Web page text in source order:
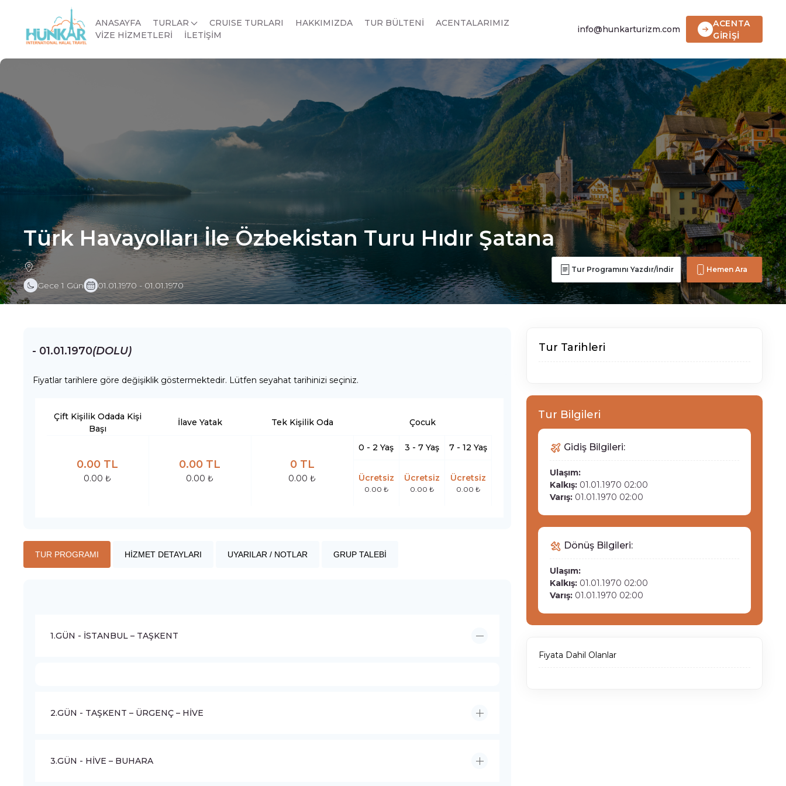
ANASAYFA TURLAR CRUISE TURLARI HAKKIMIZDA TUR BÜLTENİ
ACENTALARIMIZ
VİZE HİZMETLERİ
İLETİŞİM
info@hunkarturizm.com
ACENTA
GİRİŞİ
Türk Havayolları İle Özbekistan Turu Hıdır Şatana
Gece 1 Gün 01.01.1970 - 01.01.1970
Tur Programını Yazdır/İndir Hemen Ara
- 01.01.1970(DOLU)
Fiyatlar tarihlere göre değişiklik göstermektedir. Lütfen seyahat tarihinizi seçiniz.
Çift Kişilik Odada Kişi
Başı
0.00 TL
0.00 ₺
İlave Yatak
0.00 TL
0.00 ₺
Tek Kişilik Oda
0 TL
0.00 ₺
Çocuk
0 - 2 Yaş
Ücretsiz
0.00 ₺
3 - 7 Yaş
Ücretsiz
0.00 ₺
7 - 12 Yaş
Ücretsiz
0.00 ₺
TUR PROGRAMI HİZMET DETAYLARI UYARILAR / NOTLAR GRUP TALEBİ
1.GÜN - İSTANBUL – TAŞKENT
2.GÜN - TAŞKENT – ÜRGENÇ – HİVE
3.GÜN - HİVE – BUHARA
Tur Tarihleri
Tur Bilgileri
Gidiş Bilgileri:
Ulaşım:
Kalkış:01.01.1970 02:00
Varış:01.01.1970 02:00
Dönüş Bilgileri:
Ulaşım:
Kalkış:01.01.1970 02:00
Varış:01.01.1970 02:00
Fiyata Dahil Olanlar